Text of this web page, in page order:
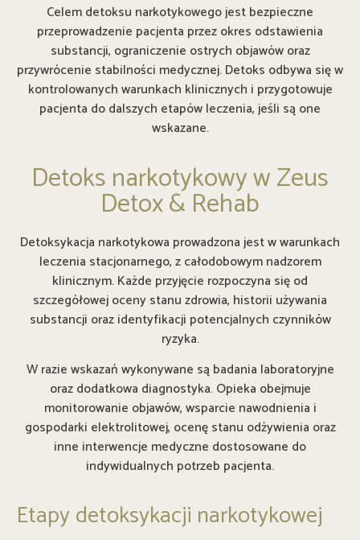
Celem detoksu narkotykowego jest bezpieczne
przeprowadzenie pacjenta przez okres odstawienia
substancji, ograniczenie ostrych objawów oraz
przywrócenie stabilności medycznej. Detoks odbywa się w
kontrolowanych warunkach klinicznych i przygotowuje
pacjenta do dalszych etapów leczenia, jeśli są one
wskazane.
Detoks narkotykowy w Zeus
Detox & Rehab
Detoksykacja narkotykowa prowadzona jest w warunkach
leczenia stacjonarnego, z całodobowym nadzorem
klinicznym. Każde przyjęcie rozpoczyna się od
szczegółowej oceny stanu zdrowia, historii używania
substancji oraz identyfikacji potencjalnych czynników
ryzyka.
W razie wskazań wykonywane są badania laboratoryjne
oraz dodatkowa diagnostyka. Opieka obejmuje
monitorowanie objawów, wsparcie nawodnienia i
gospodarki elektrolitowej, ocenę stanu odżywienia oraz
inne interwencje medyczne dostosowane do
indywidualnych potrzeb pacjenta.
Etapy detoksykacji narkotykowej